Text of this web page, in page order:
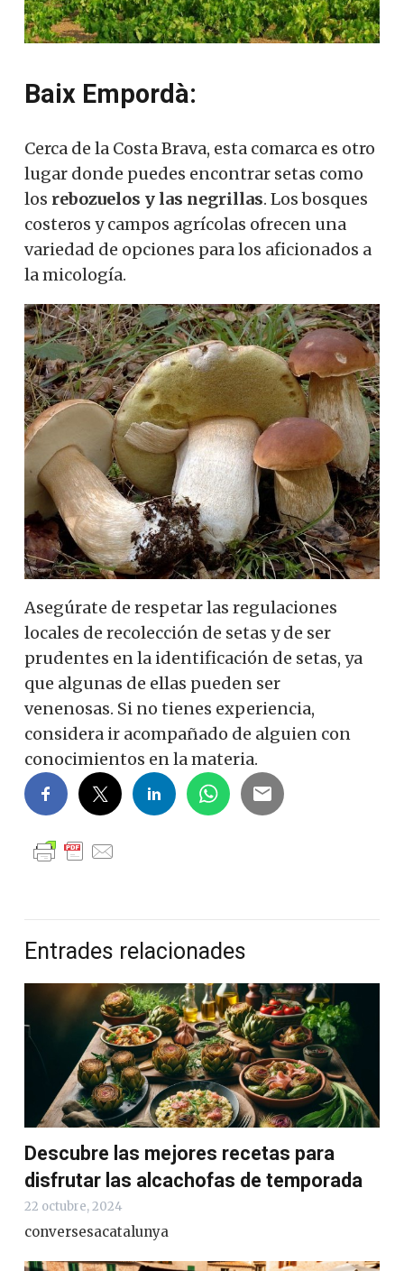
Baix Empordà:
Cerca de la Costa Brava, esta comarca es otro
lugar donde puedes encontrar setas como
los rebozuelos y las negrillas. Los bosques
costeros y campos agrícolas ofrecen una
variedad de opciones para los aficionados a
la micología.
Asegúrate de respetar las regulaciones
locales de recolección de setas y de ser
prudentes en la identificación de setas, ya
que algunas de ellas pueden ser
venenosas. Si no tienes experiencia,
considera ir acompañado de alguien con
conocimientos en la materia.
Entrades relacionades
Descubre las mejores recetas para
disfrutar las alcachofas de temporada
22 octubre, 2024
conversesacatalunya